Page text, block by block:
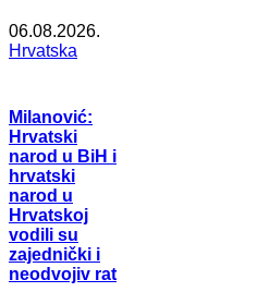
06.08.2026.
Hrvatska
Milanović:
Hrvatski
narod u BiH i
hrvatski
narod u
Hrvatskoj
vodili su
zajednički i
neodvojiv rat